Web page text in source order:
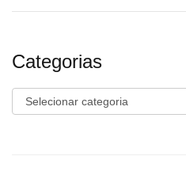
Categorias
Categorias